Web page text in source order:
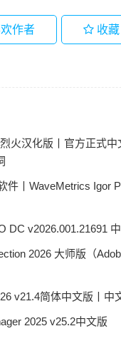
作者 收藏
火汉化版丨官方正式中
件丨WaveMetrics Igor
DC v2026.001.21691
2026 大师版（
v21.4简体中文版丨中
2025 v25.2中文版